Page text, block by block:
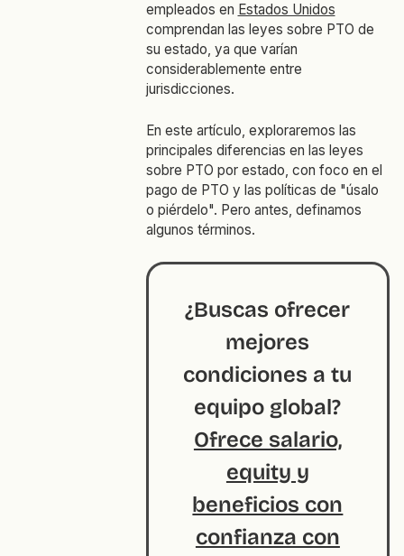
empleados en Estados Unidos
comprendan las leyes sobre PTO de
su estado, ya que varían
considerablemente entre
jurisdicciones.
En este artículo, exploraremos las
principales diferencias en las leyes
sobre PTO por estado, con foco en el
pago de PTO y las políticas de "úsalo
o piérdelo". Pero antes, definamos
algunos términos.
¿Buscas ofrecer
mejores
condiciones a tu
equipo global?
Ofrece salario,
equity y
beneficios con
confianza con